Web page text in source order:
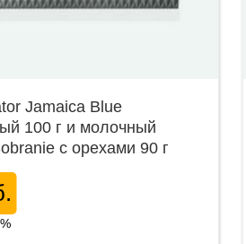
Jamaica Blue
100 г и молочный
с орехами 90 г